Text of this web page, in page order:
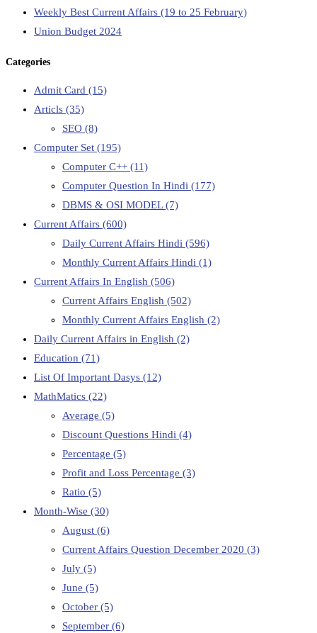
Weekly Best Current Affairs (19 to 25 February)
Union Budget 2024
Categories
Admit Card (15)
Articls (35)
SEO (8)
Computer Set (195)
Computer C++ (11)
Computer Question In Hindi (177)
DBMS & OSI MODEL(7)
Current Affairs (600)
Daily Current Affairs Hindi (596)
Monthly Current Affairs Hindi (1)
Current Affairs In English (506)
Current Affairs English (502)
Monthly Current Affairs English (2)
Daily Current Affairs in English (2)
Education (71)
List Of Important Dasys (12)
MathMatics (22)
Average (5)
Discount Questions Hindi (4)
Percentage (5)
Profit and Loss Percentage (3)
Ratio (5)
Month-Wise (30)
August (6)
Current Affairs Question December 2020 (3)
July (5)
June (5)
October (5)
September (6)